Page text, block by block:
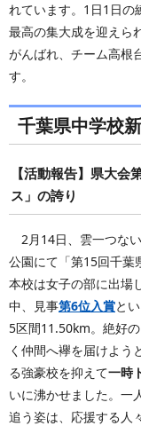
れています。1日1日の
最高の集大成を迎えら
がんばれ、チーム高根
す。
千葉県中学校
【活動報告】県大
ス」の誇り
2月14日、雲一つな
公園にて「第15回千葉
本校は女子の部に出場
中、見事第6位入賞と
5区間11.50km。絶好
く仲間へ襷を届けよう
る強豪校を抑えて一時
いに沸かせました。一
追う姿は、応援する人